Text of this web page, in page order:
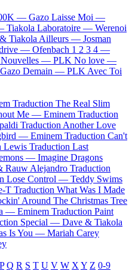
— Gazo Laisse Moi —
Tiakola Laboratoire — Werenoi
Tiakola Ailleurs — Josman
— Ofenbach 1 2 3 4 —
Nouvelles — PLK No love —
Gazo Demain — PLK Avec Toi
Traduction The Real Slim
Me — Eminem Traduction
Traduction Another Love
— Eminem Traduction Can't
Lewis Traduction Last
— Imagine Dragons
Alejandro Traduction
Lose Control — Teddy Swims
T Traduction What Was I Made
Around The Christmas Tree
— Eminem Traduction Paint
Special — Dave & Tiakola
Is You — Mariah Carey
P Q R S T U V W X Y Z 0-9